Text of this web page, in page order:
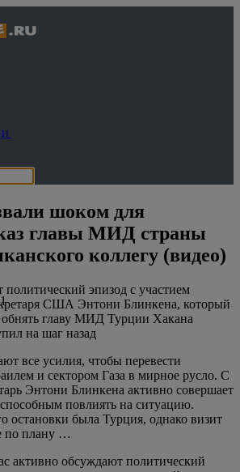
шоком для
главы МИД страны
коллегу (видео)
эпизод с участием
США Энтони Блинкена, который
обнять главу МИД Турции Хакана
на шаг назад
все усилия, чтобы перевести
и сектором Газа в мирное русло. С
Энтони Блинкена активно совершает
повлиять на ситуацию.
остановки была Турция, однако визит
по плану …
активно обсуждают политический